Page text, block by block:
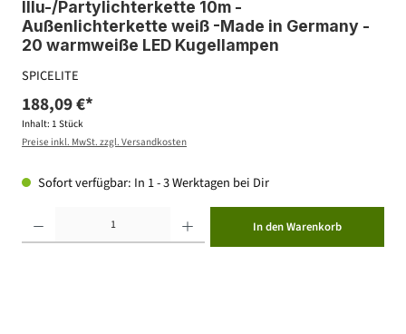
Illu-/Partylichterkette 10m -
Außenlichterkette weiß -Made in Germany -
20 warmweiße LED Kugellampen
SPICELITE
188,09 €*
Inhalt: 1 Stück
Preise inkl. MwSt. zzgl. Versandkosten
Sofort verfügbar: In 1 - 3 Werktagen bei Dir
In den Warenkorb